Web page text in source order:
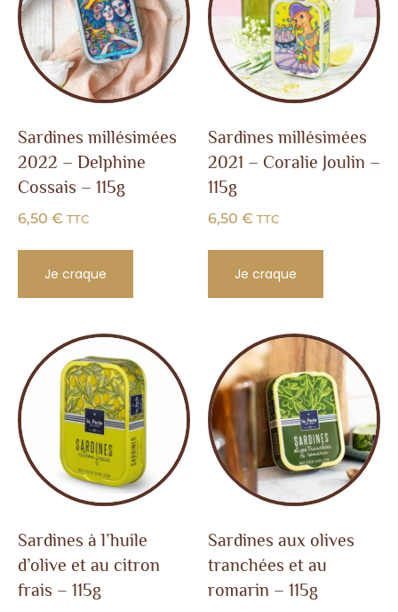
Sardines millésimées
2022 – Delphine
Cossais – 115g
6,50 € TTC
Je craque
Sardines millésimées
2021 – Coralie Joulin –
115g
6,50 € TTC
Je craque
Sardines à l’huile
d’olive et au citron
frais – 115g
Sardines aux olives
tranchées et au
romarin – 115g